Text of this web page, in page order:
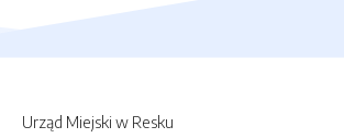
Urząd Miejski w Resku